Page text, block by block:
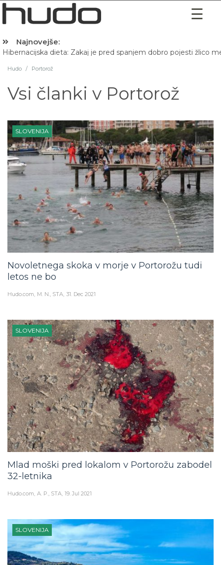
Najnovejše:
Hibernacijska dieta: Zakaj je pred spanjem dobro pojesti žlico
Hudo / Portorož
Vsi članki v Portorož
SLOVENIJA
Novoletnega skoka v morje v Portorožu tudi
letos ne bo
Hudo.com M. N., STA 31. Dec 2021
SLOVENIJA
Mlad moški pred lokalom v Portorožu zabodel
32-letnika
Hudo.com A. P., STA 19. Jul 2021
SLOVENIJA